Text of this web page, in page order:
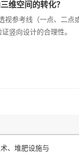
维空间的转化？
视参考线（一点、二
竖向设计的合理性。
、堆肥设施与